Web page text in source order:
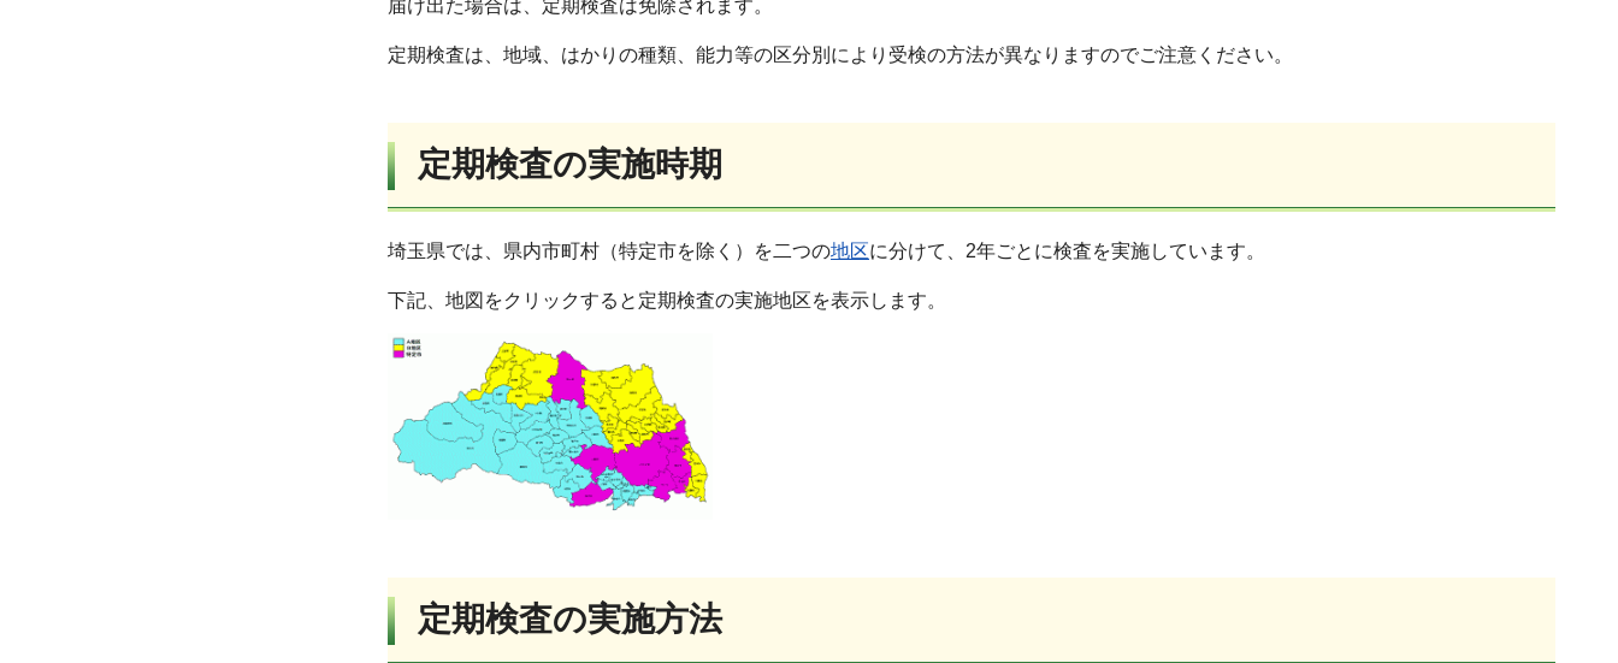
届け出た場合は、定期検査は免除されます。
定期検査は、地域、はかりの種類、能力等の区分別により受検の方法が異なりますのでご注意ください。
定期検査の実施時期
埼玉県では、県内市町村（特定市を除く）を二つの地区に分けて、2年ごとに検査を実施しています。
下記、地図をクリックすると定期検査の実施地区を表示します。
定期検査の実施方法